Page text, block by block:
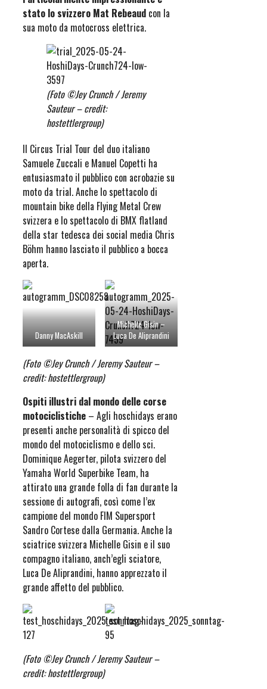
stato lo svizzero Mat Rebeaud con la
sua moto da motocross elettrica.
(Foto ©Jey Crunch / Jeremy
Sauteur – credit:
hostettlergroup)
Il Circus Trial Tour del duo italiano
Samuele Zuccali e Manuel Copetti ha
entusiasmato il pubblico con acrobazie su
moto da trial. Anche lo spettacolo di
mountain bike della Flying Metal Crew
svizzera e lo spettacolo di BMX flatland
della star tedesca dei social media Chris
Böhm hanno lasciato il pubblico a bocca
aperta.
Danny MacAskill
Michelle Gisin –
Luca De Aliprandini
(Foto ©Jey Crunch / Jeremy Sauteur –
credit: hostettlergroup)
Ospiti illustri dal mondo delle corse
motociclistiche – Agli hoschidays erano
presenti anche personalità di spicco del
mondo del motociclismo e dello sci.
Dominique Aegerter, pilota svizzero del
Yamaha World Superbike Team, ha
attirato una grande folla di fan durante la
sessione di autografi, così come l’ex
campione del mondo FIM Supersport
Sandro Cortese dalla Germania. Anche la
sciatrice svizzera Michelle Gisin e il suo
compagno italiano, anch’egli sciatore,
Luca De Aliprandini, hanno apprezzato il
grande affetto del pubblico.
(Foto ©Jey Crunch / Jeremy Sauteur –
credit: hostettlergroup)